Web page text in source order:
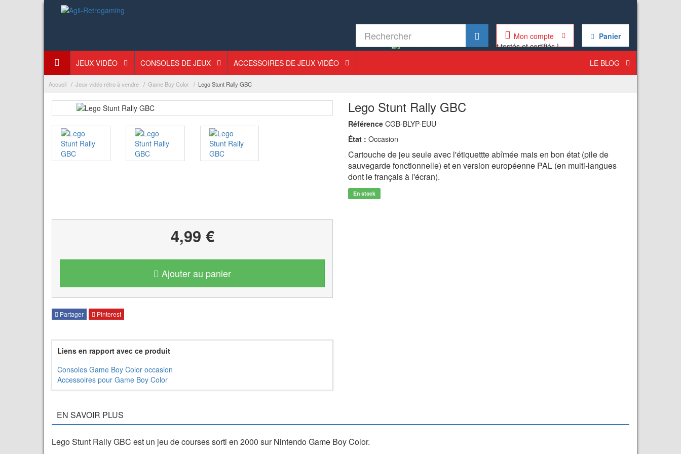
Panier
Mon compte
JEUX VIDÉO CONSOLES DE JEUX ACCESSOIRES DE JEUX VIDÉO LE BLOG
Accueil Jeux vidéo rétro à vendre Game Boy Color Lego Stunt Rally GBC
Lego Stunt Rally GBC
Référence CGB-BLYP-EUU
État : Occasion
Cartouche de jeu seule avec l'étiquettte abîmée mais en bon état (pile de
sauvegarde fonctionnelle) et en version européenne PAL (en multi-langues
dont le français à l'écran).
En stock
4,99 €
Ajouter au panier
Partager Pinterest
Liens en rapport avec ce produit
Consoles Game Boy Color occasion
Accessoires pour Game Boy Color
EN SAVOIR PLUS
Lego Stunt Rally GBC est un jeu de courses sorti en 2000 sur Nintendo Game Boy Color.